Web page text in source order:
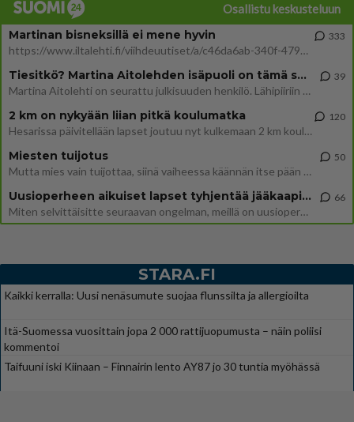
Osallistu keskusteluun
Martinan bisneksillä ei mene hyvin
https://www.iltalehti.fi/viihdeuutiset/a/c46da6ab-340f-4790-aaa7-0865eed2336 Yrityksen konkurssihakemus on tullut kärä
333
Tiesitkö? Martina Aitolehden isäpuoli on tämä suosittu laulaja
Martina Aitolehti on seurattu julkisuuden henkilö. Lähipiiriin mahtuu muitakin tunnettuja henkilöitä. Tiesitkö, että Ma
39
2 km on nykyään liian pitkä koulumatka
Hesarissa päivitellään lapset joutuu nyt kulkemaan 2 km kouluun jösses. Ruostefillarilla tuo matka menee vaikka miten äk
120
Miesten tuijotus
Mutta mies vain tuijottaa, siinä vaiheessa käännän itse pään pois. Mikä juttu? Yleensä jos joku tuijottaa tai katsoo, hä
50
Uusioperheen aikuiset lapset tyhjentää jääkaapin käydessään
Miten selvittäisitte seuraavan ongelman, meillä on uusioperhe, minulla teini-ikäiset lapset ja puolisolla aikuiset, jotk
66
STARA.FI
Kaikki kerralla: Uusi nenäsumute suojaa flunssilta ja allergioilta
Itä-Suomessa vuosittain jopa 2 000 rattijuopumusta – näin poliisi
kommentoi
Taifuuni iski Kiinaan – Finnairin lento AY87 jo 30 tuntia myöhässä